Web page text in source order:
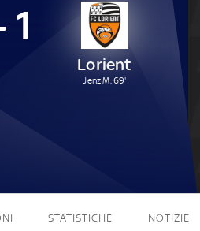
1
Lorient
Jenz M. 69'
STATISTICHE NOTIZIE